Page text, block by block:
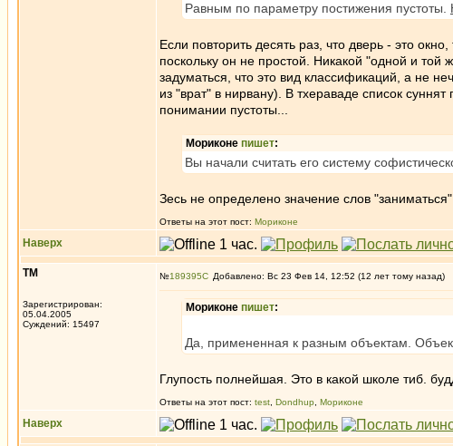
Равным по параметру постижения пустоты.
Если повторить десять раз, что дверь - это
поскольку он не простой. Никакой "одной и той
задуматься, что это вид классификаций, а не
из "врат" в нирвану). В тхераваде список
понимании пустоты...
Мориконе пишет:
Вы начали считать его систему
Зесь не определено значение слов
Ответы на этот пост: Мориконе
Наверх
ТМ
Зарегистрирован:
05.04.2005
Суждений: 15497
№189395 Добавлено: Вс 23 Фев 14, 12:52 (12 лет тому назад)
Мориконе пишет:
Да, примененная к разным объектам.
Глупость полнейшая. Это в какой школе тиб.
Ответы на этот пост: test Dondhup Мориконе
Наверх